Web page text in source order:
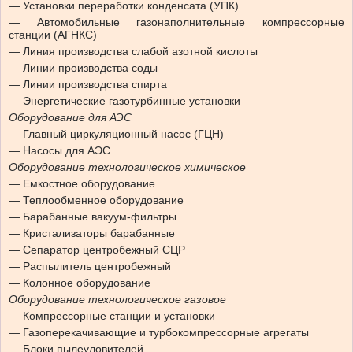
— Установки переработки конденсата (УПК)
— Автомобильные газонаполнительные компрессорные
станции (АГНКС)
— Линия производства слабой азотной кислоты
— Линии производства соды
— Линии производства спирта
— Энергетические газотурбинные установки
Оборудование для АЭС
— Главный циркуляционный насос (ГЦН)
— Насосы для АЭС
Оборудование технологическое химическое
— Емкостное оборудование
— Теплообменное оборудование
— Барабанные вакуум-фильтры
— Кристализаторы барабанные
— Сепаратор центробежный СЦР
— Распылитель центробежный
— Колонное оборудование
Оборудование технологическое газовое
— Компрессорные станции и установки
— Газоперекачивающие и турбокомпрессорные агрегаты
— Блоки пылеуловителей